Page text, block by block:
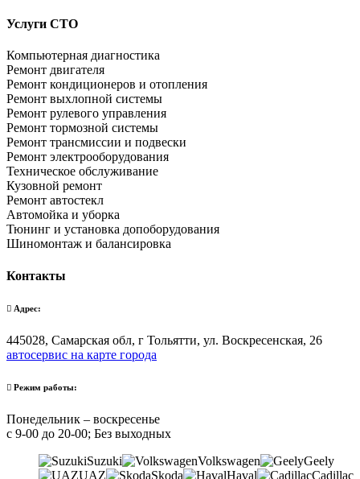
Услуги СТО
Компьютерная диагностика
Ремонт двигателя
Ремонт кондиционеров и отопления
Ремонт выхлопной системы
Ремонт рулевого управления
Ремонт тормозной системы
Ремонт трансмиссии и подвески
Ремонт электрооборудования
Техническое обслуживание
Кузовной ремонт
Ремонт автостекл
Автомойка и уборка
Тюнинг и установка допоборудования
Шиномонтаж и балансировка
Контакты
Адрес:
445028, Самарская обл, г Тольятти, ул. Воскресенская, 26
автосервис на карте города
Режим работы:
Понедельник – воскресенье
с 9-00 до 20-00; Без выходных
Suzuki
Volkswagen
Geely
UAZ
Skoda Haval Cadillac